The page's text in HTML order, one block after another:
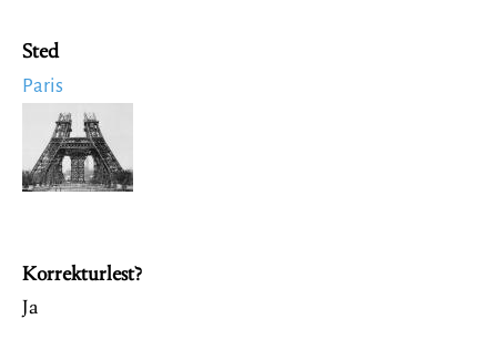
Sted
Paris
Image
Korrekturlest?
Ja